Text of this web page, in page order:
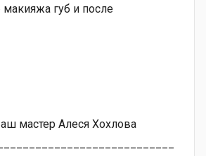
макияжа губ и после
мастер Алеся Хохлова